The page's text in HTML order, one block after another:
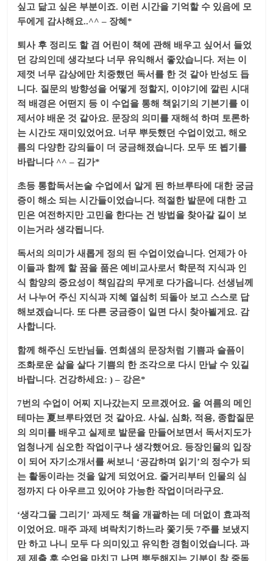
싶고 닮고 싶은 부분이죠. 이런 시간을 기억할 수 있음에 모
두에게 감사해요..^^ – 장혜*
퇴사 후 정리도 할 겸 어린이 책에 관해 배우고 싶어서 들었
던 강의인데 생각보다 너무 유익해서 좋았습니다. 저는 이
제껏 너무 감상에만 치중했던 독서를 한 것 같아 반성도 듭
니다. 질문의 방향성을 어떻게 정할지, 이야기에 깔린 시대
적 배경은 어떤지 등 이 수업을 통해 책읽기의 기본기를 이
제서야 배운 것 같아요. 문장의 의미를 재해석 하며 토론하
는 시간도 재미있었어요. 너무 뿌듯했던 수업이었고, 해오
름의 다양한 강의들이 더 궁금해졌습니다. 모두 또 뵙기를
바랍니다 ^^ – 김가*
초등 통합독서논술 수업에서 알게 된 하브루타에 대한 궁금
증이 해소 되는 시간들이었습니다. 적절한 발문에 대한 고
민은 여전하지만 고민을 한다는 건 방법을 찾아갈 길이 보
이는거라 생각됩니다.
독서의 의미가 새롭게 정의 된 수업이었습니다. 언제가 아
이들과 함께 할 꿈을 품은 예비교사로서 학문적 지식과 인
식 함양의 중요성이 책임감의 무게로 다가옵니다. 선생님께
서 나누어 주신 지식과 지혜 열심히 되돌아 보고 스스로 답
해보겠습니다. 또 다른 궁금증이 일면 다시 찾아뵐게요. 감
사합니다.
함께 해주신 도반님들. 연희샘의 문장처럼 기쁨과 슬픔이
조화로운 삶을 살다 기쁨의 한 조각으로 다시 만날 수 있길
바랍니다. 건강하세요: ) – 강은*
7번의 수업이 어찌 지나갔는지 모르겠어요. 올 여름의 메인
테마는 夏브루타였던 것 같아요. 사실, 심화, 적용, 종합질문
의 의미를 배우고 실제로 발문을 만들어보면서 독서지도가
엄청나게 심오한 작업이구나 생각했어요. 등장인물의 입장
이 되어 자기소개서를 써보니 ‘공감하며 읽기’의 정수가 되
는 활동이라는 것을 알게 되었어요. 줄거리부터 인물의 심
정까지 다 아우르고 있어야 가능한 작업이더라구요.
‘생각그물 그리기’ 과제도 책을 개괄하는 데 더없이 효과적
이었어요. 매주 과제 벼락치기하느라 쫓기듯 7주를 보냈지
만 하고 나니 모두 다 의미있고 유익한 경험이었습니다. 과
제 제출 후 수업을 마치고 나면 뿌듯해지는 기분이 참 중독